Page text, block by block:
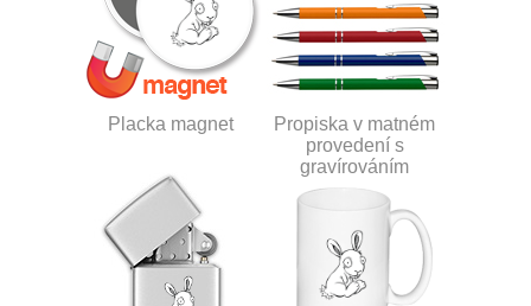
Placka magnet
Propiska v matném
provedení s
gravírováním